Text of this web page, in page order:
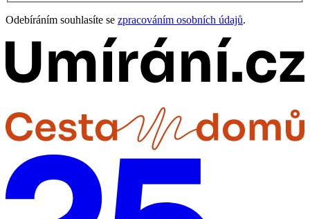
Odebíráním souhlasíte se zpracováním osobních údajů.